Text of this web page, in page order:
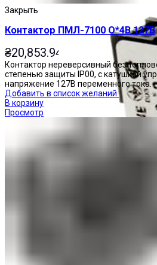
Закрыть
Контактор ПМЛ-7100 О*4В 127В
₴20,853.94
Контактор нереверсивный без
степенью защиты IP00, с катушкой
напряжение 127В переменного тока.
Добавить в список желаний
В корзину
Просмотр